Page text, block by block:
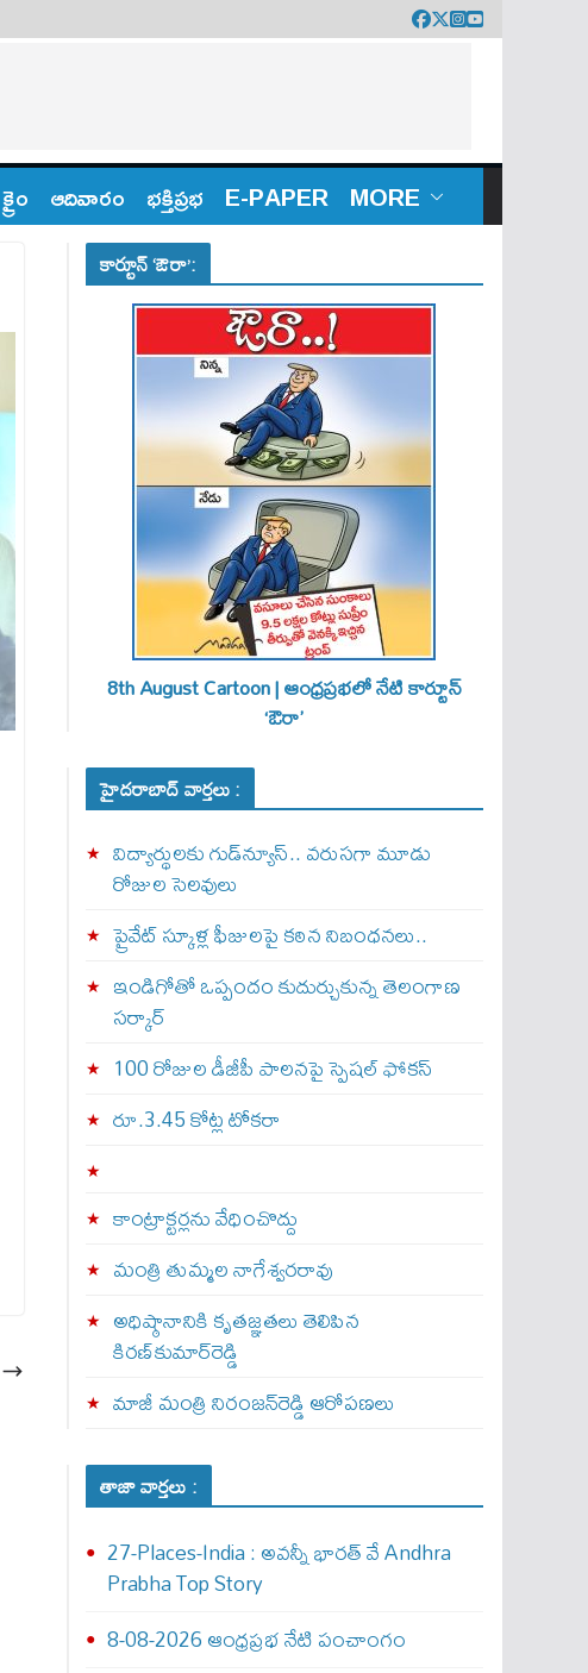
క్రైం ఆదివారం భక్తిప్రభ E-PAPER MORE
కార్టూన్ ‘ఔరా’:
8th August Cartoon | ఆంధ్రప్రభలో నేటి కార్టూన్
‘ఔరా’
హైదరాబాద్ వార్తలు :
విద్యార్థులకు గుడ్‌న్యూస్.. వరుసగా మూడు
రోజుల సెలవులు
ప్రైవేట్ స్కూళ్ల ఫీజులపై కఠిన నిబంధనలు..
ఇండిగోతో ఒప్పందం కుదుర్చుకున్న తెలంగాణ
స‌ర్కార్
100 రోజుల డీజీపీ పాలనపై స్పెషల్ ఫోకస్
రూ.3.45 కోట్ల టోకరా
కాంట్రాక్టర్లను వేధించొద్దు
మంత్రి తుమ్మల నాగేశ్వరరావు
అధిష్ఠానానికి కృతజ్ఞతలు తెలిపిన
కిరణ్‌కుమార్‌రెడ్డి
మాజీ మంత్రి నిరంజన్‌రెడ్డి ఆరోపణలు
తాజా వార్తలు :
27-Places-India : అవ‌న్నీ భార‌త్ వే Andhra
Prabha Top Story
8-08-2026 ఆంధ్రప్రభ నేటి పంచాంగం